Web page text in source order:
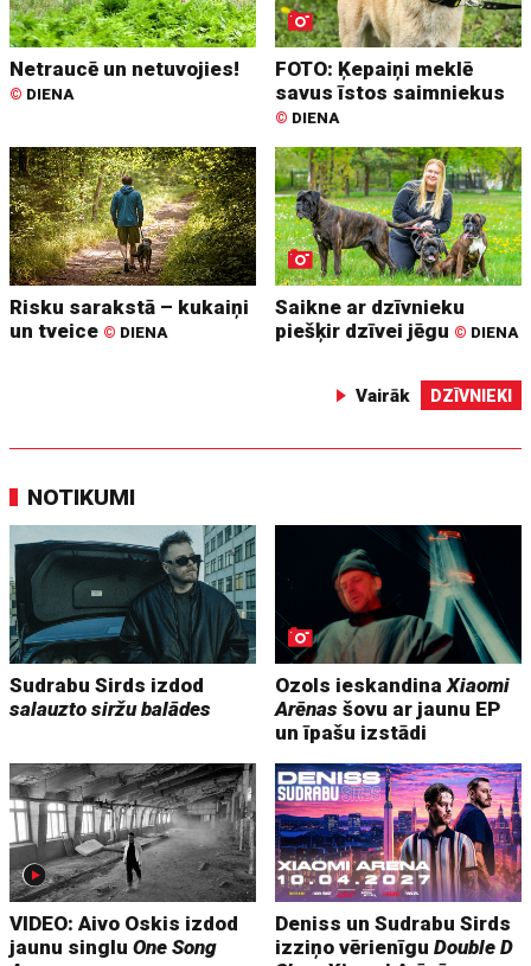
Netraucē un netuvojies!
© DIENA
FOTO: Ķepaiņi meklē
savus īstos saimniekus
© DIENA
Risku sarakstā – kukaiņi
un tveice © DIENA
Saikne ar dzīvnieku
piešķir dzīvei jēgu © DIENA
Vairāk DZĪVNIEKI
NOTIKUMI
Sudrabu Sirds izdod
salauzto siržu balādes
Ozols ieskandinaXiaomi
Arēnas šovu ar jaunu EP
un īpašu izstādi
VIDEO: Aivo Oskis izdod
jaunu singluOne Song
Deniss un Sudrabu Sirds
izziņo vērienīguDouble D